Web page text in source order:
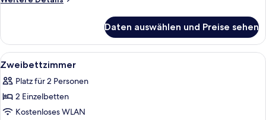
Daten auswählen und Preise sehen
Alle
Fotos
für
Zweibettzimmer
anzeigen
Ein Hotelzimmer mit zwei
8
Zweibettzimmer
Platz für 2 Personen
2 Einzelbetten
Kostenloses WLAN